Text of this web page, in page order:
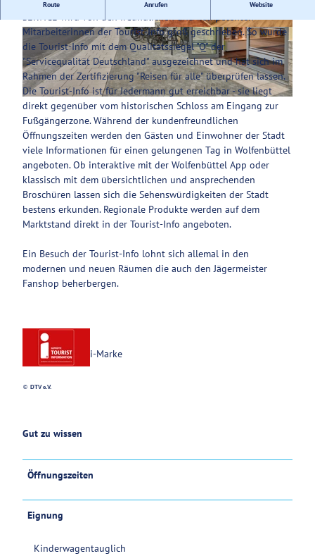
Service
© Anna Meurer | CC-BY-SA
© TMN |CC-BY-SA © Anna Meurer |CC-BY-SA
Route Anrufen Website
SERVICE wird von den freundlichen und kompetenten
Mitarbeiterinnen der Tourist-Info groß geschrieben. So wurde
die Tourist-Info mit dem Qualitätssiegel "Q" der
"Servicequalität Deutschland" ausgezeichnet und hat sich im
Rahmen der Zertifizierung "Reisen für alle" überprüfen lassen.
Die Tourist-Info ist für Jedermann gut erreichbar - sie liegt
direkt gegenüber vom historischen Schloss am Eingang zur
Fußgängerzone. Während der kundenfreundlichen
Öffnungszeiten werden den Gästen und Einwohner der Stadt
viele Informationen für einen gelungenen Tag in Wolfenbüttel
angeboten. Ob interaktive mit der Wolfenbüttel App oder
klassisch mit dem übersichtlichen und ansprechenden
Broschüren lassen sich die Sehenswürdigkeiten der Stadt
bestens erkunden. Regionale Produkte werden auf dem
Marktstand direkt in der Tourist-Info angeboten.
Ein Besuch der Tourist-Info lohnt sich allemal in den
modernen und neuen Räumen die auch den Jägermeister
Fanshop beherbergen.
© DTV e.V.
i-Marke
Gut zu wissen
Öffnungszeiten
Eignung
Kinderwagentauglich